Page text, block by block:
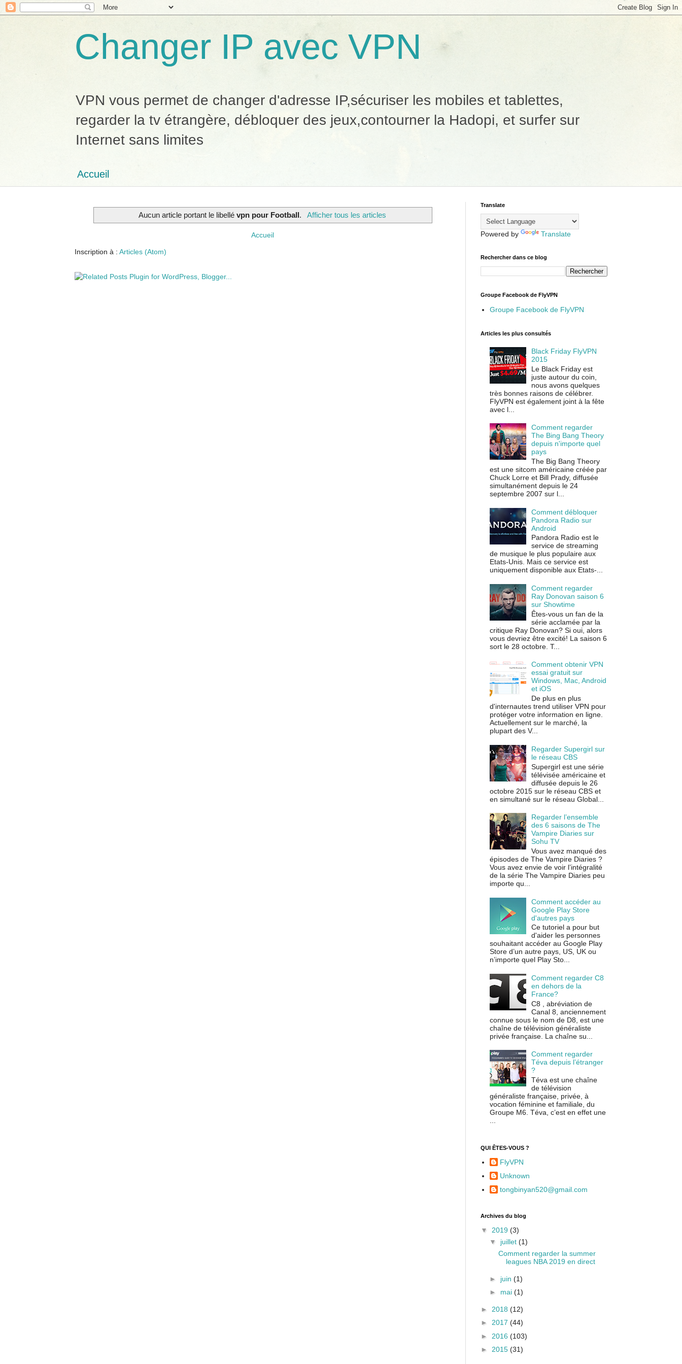
Changer IP avec VPN
VPN vous permet de changer d'adresse IP,sécuriser les mobiles et tablettes,
regarder la tv étrangère, débloquer des jeux,contourner la Hadopi, et surfer sur
Internet sans limites
Accueil
Aucun article portant le libellévpn pour Football. Afficher tous les articles
Accueil
Inscription à : Articles (Atom)
Translate
Powered by Translate
Rechercher dans ce blog
Groupe Facebook de FlyVPN
Groupe Facebook de FlyVPN
Articles les plus consultés
Black Friday FlyVPN
2015
Le Black Friday est
juste autour du coin,
nous avons quelques
très bonnes raisons de célébrer.
FlyVPN est également joint à la fête
avec l...
Comment regarder
The Bing Bang Theory
depuis n'importe quel
pays
The Big Bang Theory
est une sitcom américaine créée par
Chuck Lorre et Bill Prady, diffusée
simultanément depuis le 24
septembre 2007 sur l...
Comment débloquer
Pandora Radio sur
Android
Pandora Radio est le
service de streaming
de musique le plus populaire aux
Etats-Unis. Mais ce service est
uniquement disponible aux Etats-...
Comment regarder
Ray Donovan saison 6
sur Showtime
Êtes-vous un fan de la
série acclamée par la
critique Ray Donovan? Si oui, alors
vous devriez être excité! La saison 6
sort le 28 octobre. T...
Comment obtenir VPN
essai gratuit sur
Windows, Mac, Android
et iOS
De plus en plus
d'internautes trend utiliser VPN pour
protéger votre information en ligne.
Actuellement sur le marché, la
plupart des V...
Regarder Supergirl sur
le réseau CBS
Supergirl est une série
télévisée américaine et
diffusée depuis le 26
octobre 2015 sur le réseau CBS et
en simultané sur le réseau Global...
Regarder l’ensemble
des 6 saisons de The
Vampire Diaries sur
Sohu TV
Vous avez manqué des
épisodes de The Vampire Diaries ?
Vous avez envie de voir l’intégralité
de la série The Vampire Diaries peu
importe qu...
Comment accéder au
Google Play Store
d'autres pays
Ce tutoriel a pour but
d'aider les personnes
souhaitant accéder au Google Play
Store d’un autre pays, US, UK ou
n’importe quel Play Sto...
Comment regarder C8
en dehors de la
France?
C8 , abréviation de
Canal 8, anciennement
connue sous le nom de D8, est une
chaîne de télévision généraliste
privée française. La chaîne su...
Comment regarder
Téva depuis l’étranger
?
Téva est une chaîne
de télévision
généraliste française, privée, à
vocation féminine et familiale, du
Groupe M6. Téva, c’est en effet une
QUI ÊTES-VOUS ?
FlyVPN
Unknown
tongbinyan520@gmail.com
Archives du blog
▼ 2019 (3)
▼ juillet (1)
Comment regarder la summer
leagues NBA 2019 en direct
► juin (1)
► mai (1)
► 2018 (12)
► 2017 (44)
► 2016 (103)
► 2015 (31)